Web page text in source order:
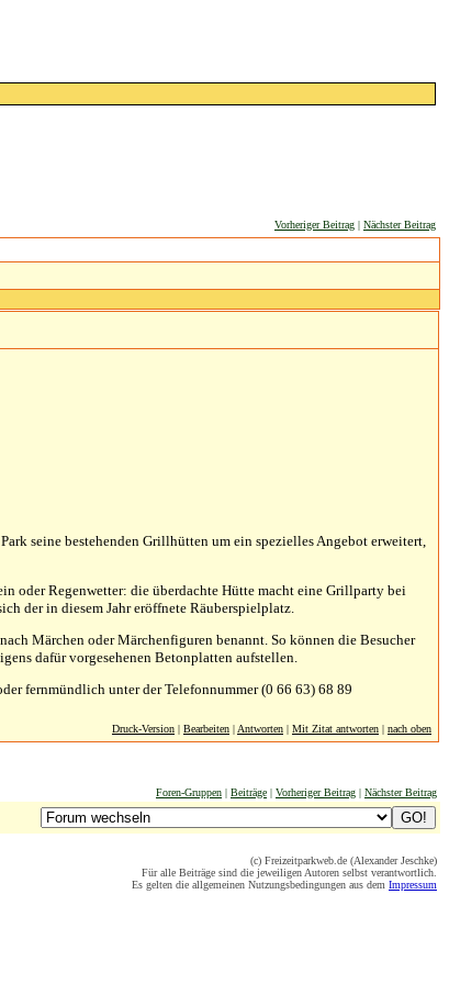
Vorheriger Beitrag | Nächster Beitrag
seine bestehenden Grillhütten um ein spezielles Angebot erweitert,
oder Regenwetter: die überdachte Hütte macht eine Grillparty bei
der in diesem Jahr eröffnete Räuberspielplatz.
Märchen oder Märchenfiguren benannt. So können die Besucher
dafür vorgesehenen Betonplatten aufstellen.
fernmündlich unter der Telefonnummer (0 66 63) 68 89
Druck-Version | Bearbeiten | Antworten | Mit Zitat antworten | nach oben
Foren-Gruppen | Beiträge | Vorheriger Beitrag | Nächster Beitrag
(c) Freizeitparkweb.de (Alexander Jeschke)
Für alle Beiträge sind die jeweiligen Autoren selbst verantwortlich.
Es gelten die allgemeinen Nutzungsbedingungen aus dem Impressum